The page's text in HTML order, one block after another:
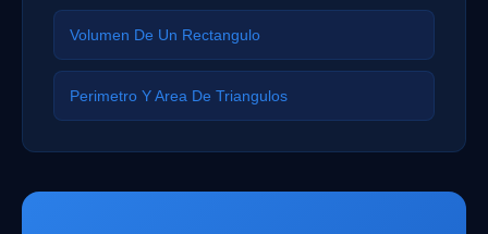
Volumen De Un Rectangulo
Perimetro Y Area De Triangulos